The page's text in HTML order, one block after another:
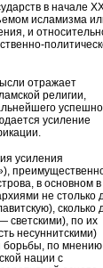
в начале
исламизма
и
отражает
религии,
усиление
усиления
в основном в
не столько
сколько
светскими), по их
несуннитскими)
борьбы, по
нации с